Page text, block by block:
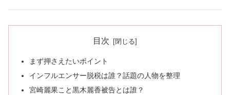
目次
まず押さえたいポイント
インフルエンサー脱税は誰？話題の人物を整理
宮崎麗果こと黒木麗香被告とは誰？